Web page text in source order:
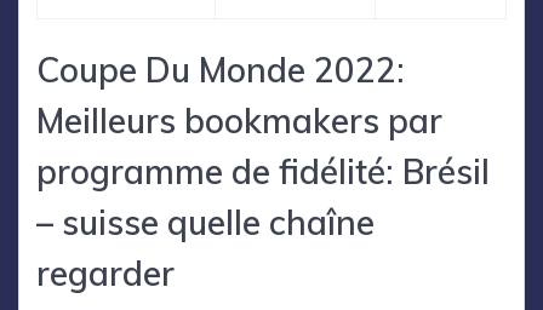
Coupe Du Monde 2022:
Meilleurs bookmakers par
programme de fidélité: Brésil
– suisse quelle chaîne
regarder